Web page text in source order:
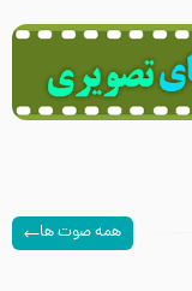
همه صوت ها